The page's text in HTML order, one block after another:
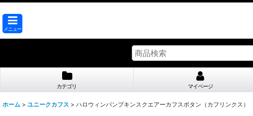
メニュー
カテゴリ マイページ
ホーム > ユニークカフス > ハロウィンパンプキンスクエアーカフスボタン（カフリンクス）